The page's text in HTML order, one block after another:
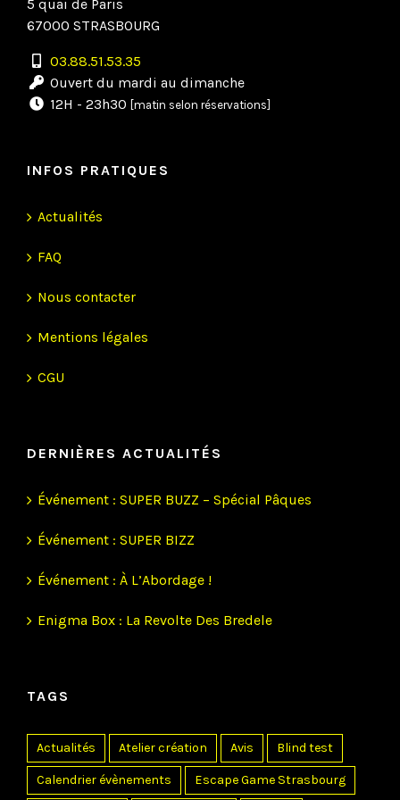
5 quai de Paris
67000 STRASBOURG
03.88.51.53.35
Ouvert du mardi au dimanche
12H - 23h30 [matin selon réservations]
INFOS PRATIQUES
Actualités
FAQ
Nous contacter
Mentions légales
CGU
DERNIÈRES ACTUALITÉS
Événement : SUPER BUZZ – Spécial Pâques
Événement : SUPER BIZZ
Événement : À L’Abordage !
Enigma Box : La Revolte Des Bredele
TAGS
Actualités Atelier création Avis Blind test
Calendrier évènements Escape Game Strasbourg